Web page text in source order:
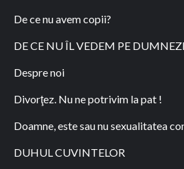
De ce nu avem copii?
DE CE NU ÎL VEDEM PE
Despre noi
Divorţez. Nu ne potrivim la pat !
Doamne, este sau nu sexualitatea
DUHUL CUVINTELOR